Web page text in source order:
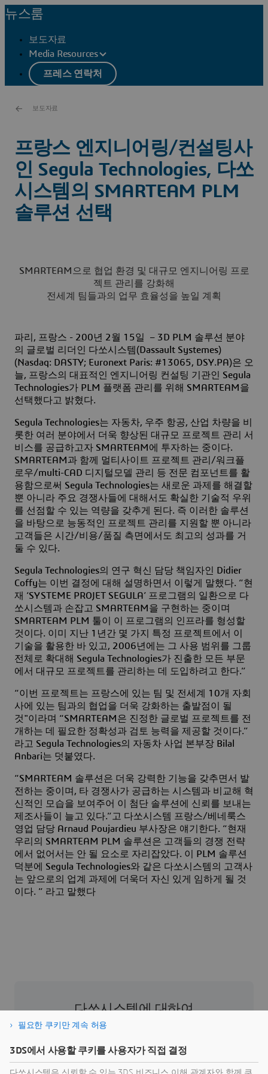
뉴스룸
보도자료
Media Resources
프레스 연락처
보도자료
프랑스 엔지니어링/컨설팅사
인 Segula Technologies, 다쏘
시스템의 SMARTEAM PLM
솔루션 선택
SMARTEAM으로 협업 환경 및 대규모 엔지니어링 프로
젝트 관리를 강화해
전세계 팀들과의 업무 효율성을 높일 계획
파리, 프랑스 - 200년 2월 15일 – 3D PLM 솔루션 분야
의 글로벌 리더인 다쏘시스템(Dassault Systemes)
(Nasdaq: DASTY; Euronext Paris: #13065, DSY.PA)은 오
늘, 프랑스의 대표적인 엔지니어링 컨설팅 기관인 Segula
Technologies가 PLM 플랫폼 관리를 위해 SMARTEAM을
선택했다고 밝혔다.
Segula Technologies는 자동차, 우주 항공, 산업 차량을 비
롯한 여러 분야에서 더욱 향상된 대규모 프로젝트 관리 서
비스를 공급하고자 SMARTEAM에 투자하는 중이다.
SMARTEAM과 함께 멀티사이트 프로젝트 관리/워크플
로우/multi-CAD 디지털모델 관리 등 전문 컴포넌트를 활
용함으로써 Segula Technologies는 새로운 과제를 해결할
뿐 아니라 주요 경쟁사들에 대해서도 확실한 기술적 우위
를 선점할 수 있는 역량을 갖추게 된다. 즉 이러한 솔루션
을 바탕으로 능동적인 프로젝트 관리를 지원할 뿐 아니라
고객들은 시간/비용/품질 측면에서도 최고의 성과를 거
둘 수 있다.
Segula Technologies의 연구 혁신 담당 책임자인 Didier
Coffy는 이번 결정에 대해 설명하면서 이렇게 말했다. “현
재 ‘SYSTEME PROJET SEGULA’ 프로그램의 일환으로 다
쏘시스템과 손잡고 SMARTEAM을 구현하는 중이며
SMARTEAM PLM 툴이 이 프로그램의 인프라를 형성할
것이다. 이미 지난 1년간 몇 가지 특정 프로젝트에서 이
기술을 활용한 바 있고, 2006년에는 그 사용 범위를 그룹
전체로 확대해 Segula Technologies가 진출한 모든 부문
에서 대규모 프로젝트를 관리하는 데 도입하려고 한다.”
“이번 프로젝트는 프랑스에 있는 팀 및 전세계 10개 자회
사에 있는 팀과의 협업을 더욱 강화하는 출발점이 될
것"이라며 “SMARTEAM은 진정한 글로벌 프로젝트를 전
개하는 데 필요한 정확성과 검토 능력을 제공할 것이다.”
라고 Segula Technologies의 자동차 사업 본부장 Bilal
Anbari는 덧붙였다.
“SMARTEAM 솔루션은 더욱 강력한 기능을 갖추면서 발
전하는 중이며, 타 경쟁사가 공급하는 시스템과 비교해 혁
신적인 모습을 보여주어 이 첨단 솔루션에 신뢰를 보내는
제조사들이 늘고 있다.”고 다쏘시스템 프랑스/베네룩스
영업 담당 Arnaud Poujardieu 부사장은 얘기한다. “현재
우리의 SMARTEAM PLM 솔루션은 고객들의 경쟁 전략
에서 없어서는 안 될 요소로 자리잡았다. 이 PLM 솔루션
덕분에 Segula Technologies와 같은 다쏘시스템의 고객사
는 앞으로의 업계 과제에 더욱더 자신 있게 임하게 될 것
이다. ” 라고 말했다
다쏘시스템에 대하여
스 기업이다. 기업과 사람들이 지속 가능한 혁신을
상상할 수 있도록 협업용 가상 환경을 제공한다.
필요한 쿠키만 계속 허용
3DS에서 사용할 쿠키를 사용자가 직접 결정